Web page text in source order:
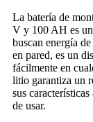
La batería de
V y 100 AH es
buscan energía
en pared, es un
fácilmente en
litio garantiza un
sus
de usar.